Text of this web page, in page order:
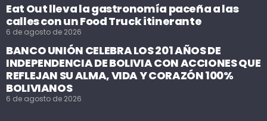
Eat Out lleva la gastronomía paceña a las
calles con un Food Truck itinerante
6 de agosto de 2026
BANCO UNIÓN CELEBRA LOS 201 AÑOS DE
INDEPENDENCIA DE BOLIVIA CON ACCIONES QUE
REFLEJAN SU ALMA, VIDA Y CORAZÓN 100%
BOLIVIANOS
6 de agosto de 2026